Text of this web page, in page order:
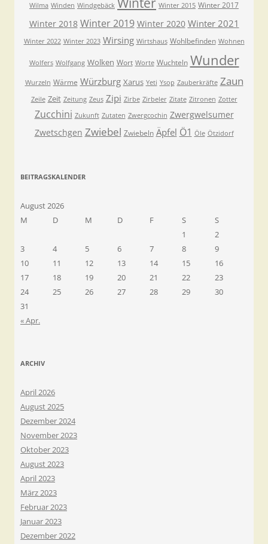
Wilma Winden Windgebäck Winter 2015 Winter 2017
Winter 2018 Winter 2019 Winter 2020 Winter 2021
Winter 2022 Winter 2023 Wirsing Wirtshaus Wohlbefinden Wohnen
Wolfers Wolfgang Wolken Wort Worte Wuchteln Wunder
Wurzeln Wärme Würzburg Xarus Yeti Ysop Zauberkräfte Zaun
Zeile Zeit Zeitung Zeus Zipi Zirbe Zirbeler Zitate Zitronen Zotter
Zucchini Zukunft Zutaten Zwergcochin Zwergwelsumer
Zwetschgen Zwiebel Zwiebeln Äpfel Ö1 Öle Ötzidorf
BEITRAGSKALENDER
August 2026
M
D M D F S
S
1
2
3
4 5 6 7 8
9
10
11 12 13 14 15
16
17
18 19 20 21 22
23
24
25 26 27 28 29
30
31
« Apr.
ARCHIV
April 2026
August 2025
Dezember 2024
November 2023
Oktober 2023
August 2023
April 2023
März 2023
Februar 2023
Januar 2023
Dezember 2022